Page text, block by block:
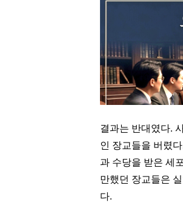
결과는 반대였다.
인 장교들을 버렸
과 수당을 받은 세
만했던 장교들은
다.